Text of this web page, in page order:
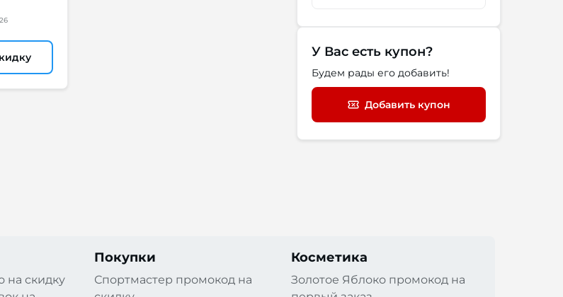
У Вас есть купон?
Будем рады его добавить!
Добавить купон
на скидку
Покупки
Спортмастер промокод на
Косметика
Золотое Яблоко промокод на